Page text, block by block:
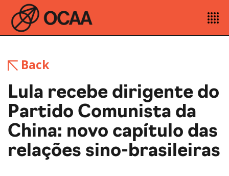
Back
Lula recebe dirigente do
Partido Comunista da
China: novo capítulo das
relações sino-brasileiras